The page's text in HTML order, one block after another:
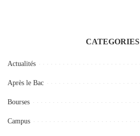
CATEGORIES
Actualités
Après le Bac
Bourses
Campus